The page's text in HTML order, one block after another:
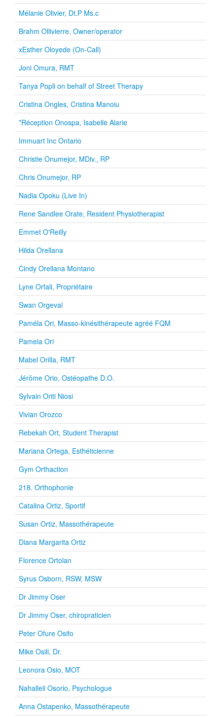
Mélanie Olivier, Dt.P Ms.c
Brahm Ollivierre, Owner/operator
xEsther Oloyede (On-Call)
Joni Omura, RMT
Tanya Popli on behalf of Street Therapy
Cristina Ongles, Cristina Manoiu
*Réception Onospa, Isabelle Alarie
Immuart Inc Ontario
Christie Onumejor, MDiv., RP
Chris Onumejor, RP
Nadia Opoku (Live In)
Rene Sandlee Orate, Resident Physiotherapist
Emmet O'Reilly
Hilda Orellana
Cindy Orellana Montano
Lyne Orfali, Propriétaire
Swan Orgeval
Paméla Ori, Masso-kinésithérapeute agréé FQM
Pamela Ori
Mabel Orilla, RMT
Jérôme Orio, Ostéopathe D.O.
Sylvain Oriti Niosi
Vivian Orozco
Rebekah Ort, Student Therapist
Mariana Ortega, Esthéticienne
Gym Orthaction
218. Orthophonie
Catalina Ortiz, Sportif
Susan Ortiz, Massothérapeute
Diana Margarita Ortiz
Florence Ortolan
Syrus Osborn, RSW, MSW
Dr Jimmy Oser
Dr Jimmy Oser, chiropraticien
Peter Ofure Osifo
Mike Osili, Dr.
Leonora Osio, MOT
Nahalleli Osorio, Psychologue
Anna Ostapenko, Massothérapeute